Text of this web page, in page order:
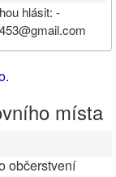
hlásit: -
místa
občerstvení